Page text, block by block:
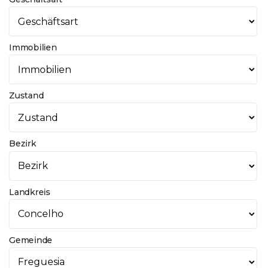
Immobilien
Zustand
Bezirk
Landkreis
Gemeinde